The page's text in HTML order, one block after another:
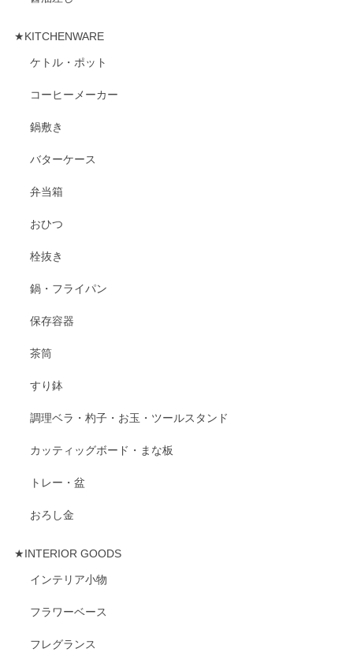
★KITCHENWARE
ケトル・ポット
コーヒーメーカー
鍋敷き
バターケース
弁当箱
おひつ
栓抜き
鍋・フライパン
保存容器
茶筒
すり鉢
調理ベラ・杓子・お玉・ツールスタンド
カッティッグボード・まな板
トレー・盆
おろし金
★INTERIOR GOODS
インテリア小物
フラワーベース
フレグランス